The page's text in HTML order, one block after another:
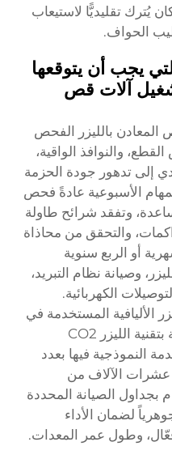
يُترك تقليديًّا لاستيعاب
الحواف.
يجب أن يتوقعها
آلات قص
المعادن بالليزر الفحص
والنوافذ الواقية،
إلى تدهور جودة الحزمة
الأسبوعية عادةً فحص
وتفقد شرائح طاولة
والتحقق من محاذاة
أو الربع سنوية
وصيانة نظام التبريد،
الكهربائية.
الأليافية المستخدمة في
الآلات الحديثة صيانة أقل مقارنة بتقنية الليزر CO2
النموذجية فيها بعدد
عشرات الآلاف من
بجداول الصيانة المحددة
لضمان الأداء
وطول عمر المعدات.